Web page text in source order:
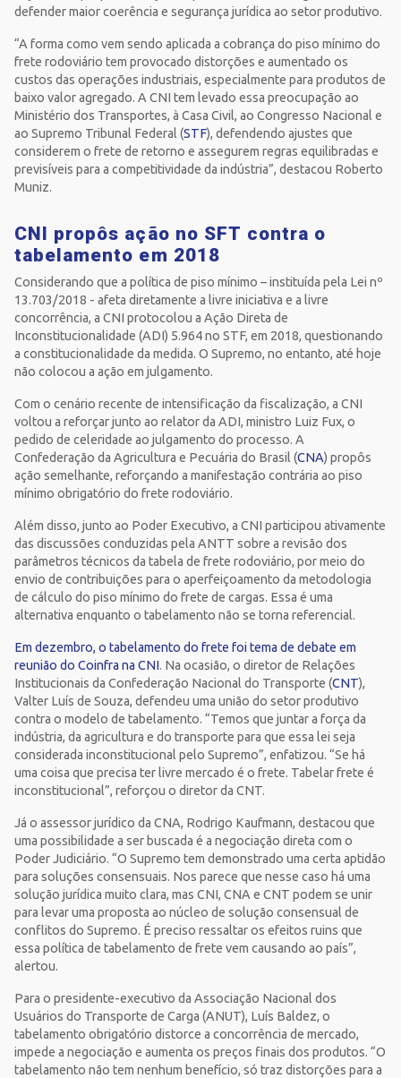
defender maior coerência e segurança jurídica ao setor produtivo.
“A forma como vem sendo aplicada a cobrança do piso mínimo do
frete rodoviário tem provocado distorções e aumentado os
custos das operações industriais, especialmente para produtos de
baixo valor agregado. A CNI tem levado essa preocupação ao
Ministério dos Transportes, à Casa Civil, ao Congresso Nacional e
ao Supremo Tribunal Federal (STF), defendendo ajustes que
considerem o frete de retorno e assegurem regras equilibradas e
previsíveis para a competitividade da indústria”, destacou Roberto
Muniz.
CNI propôs ação no SFT contra o
tabelamento em 2018
Considerando que a política de piso mínimo – instituída pela Lei nº
13.703/2018 - afeta diretamente a livre iniciativa e a livre
concorrência, a CNI protocolou a Ação Direta de
Inconstitucionalidade (ADI) 5.964 no STF, em 2018, questionando
a constitucionalidade da medida. O Supremo, no entanto, até hoje
não colocou a ação em julgamento.
Com o cenário recente de intensificação da fiscalização, a CNI
voltou a reforçar junto ao relator da ADI, ministro Luiz Fux, o
pedido de celeridade ao julgamento do processo. A
Confederação da Agricultura e Pecuária do Brasil (CNA) propôs
ação semelhante, reforçando a manifestação contrária ao piso
mínimo obrigatório do frete rodoviário.
Além disso, junto ao Poder Executivo, a CNI participou ativamente
das discussões conduzidas pela ANTT sobre a revisão dos
parâmetros técnicos da tabela de frete rodoviário, por meio do
envio de contribuições para o aperfeiçoamento da metodologia
de cálculo do piso mínimo do frete de cargas. Essa é uma
alternativa enquanto o tabelamento não se torna referencial.
Em dezembro, o tabelamento do frete foi tema de debate em
reunião do Coinfra na CNI. Na ocasião, o diretor de Relações
Institucionais da Confederação Nacional do Transporte (CNT),
Valter Luís de Souza, defendeu uma união do setor produtivo
contra o modelo de tabelamento. “Temos que juntar a força da
indústria, da agricultura e do transporte para que essa lei seja
considerada inconstitucional pelo Supremo”, enfatizou. “Se há
uma coisa que precisa ter livre mercado é o frete. Tabelar frete é
inconstitucional”, reforçou o diretor da CNT.
Já o assessor jurídico da CNA, Rodrigo Kaufmann, destacou que
uma possibilidade a ser buscada é a negociação direta com o
Poder Judiciário. “O Supremo tem demonstrado uma certa aptidão
para soluções consensuais. Nos parece que nesse caso há uma
solução jurídica muito clara, mas CNI, CNA e CNT podem se unir
para levar uma proposta ao núcleo de solução consensual de
conflitos do Supremo. É preciso ressaltar os efeitos ruins que
essa política de tabelamento de frete vem causando ao país”,
alertou.
Para o presidente-executivo da Associação Nacional dos
Usuários do Transporte de Carga (ANUT), Luís Baldez, o
tabelamento obrigatório distorce a concorrência de mercado,
impede a negociação e aumenta os preços finais dos produtos. “O
tabelamento não tem nenhum benefício, só traz distorções para a